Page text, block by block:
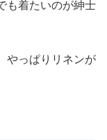
も着たいのが紳士
やっぱりリネンが